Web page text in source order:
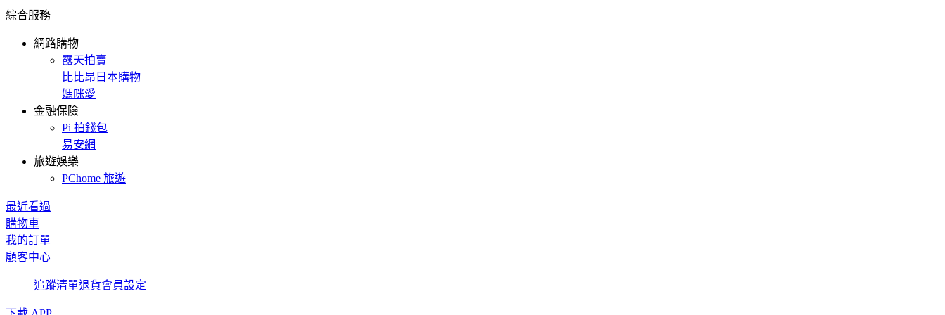
綜合服務
網路購物
露天拍賣
比比昂日本購物
媽咪愛
金融保險
Pi 拍錢包
易安網
旅遊娛樂
PChome 旅遊
最近看過
購物車
我的訂單
顧客中心
追蹤清單退貨會員設定